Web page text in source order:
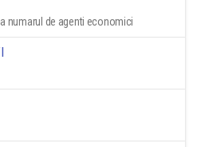
numarul de agenti economici